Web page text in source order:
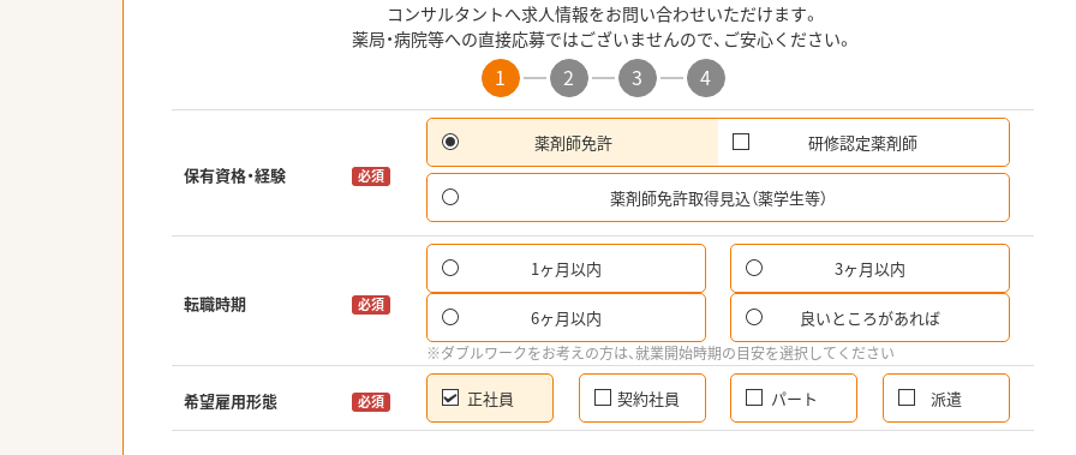
コンサルタントへ求人情報をお問い合わせいただけます。
薬局・病院等への直接応募ではございませんので、ご安心ください。
1 2 3 4
保有資格・経験 必須
薬剤師免許 研修認定薬剤師
薬剤師免許取得見込（薬学生等）
転職時期 必須
1ヶ月以内 3ヶ月以内
6ヶ月以内 良いところがあれば
※ダブルワークをお考えの方は、就業開始時期の目安を選択してください
希望雇用形態 必須 正社員 契約社員 パート 派遣